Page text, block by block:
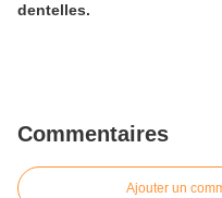
dentelles.
Commentaires
Ajouter un